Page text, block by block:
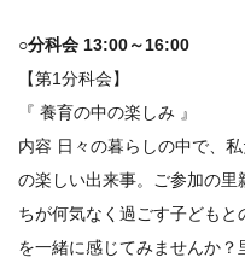
○分科会 13:00～16:00
【第1分科会】
『 養育の中の楽しみ 』
内容 日々の暮らしの中で、
の楽しい出来事。ご参加の
ちが何気なく過ごす子ども
を一緒に感じてみませんか